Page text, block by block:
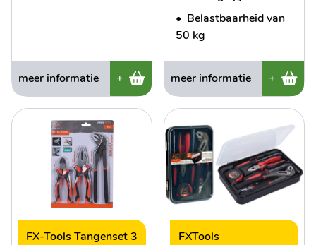
meer informatie +
• Belastbaarheid van
50 kg
meer informatie +
FX-Tools Tangenset 3
FXTools